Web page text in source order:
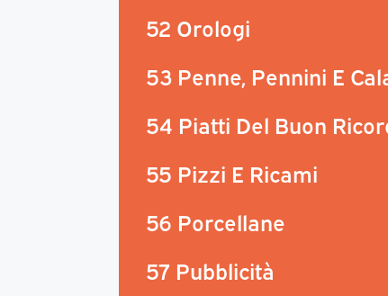
52 Orologi
53 Penne, Pennini E
54 Piatti Del Buon
55 Pizzi E Ricami
56 Porcellane
57 Pubblicità